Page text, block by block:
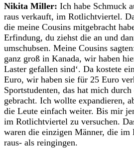
Nikita Miller: Ich habe Schmuck
raus verkauft, im Rotlichtviertel.
die meine Cousins mitgebracht
Erfindung, du ziehst die an und
umschubsen. Meine Cousins
ganz groß in Kanada, wir haben
Laster gefallen sind‘. Da kostete
Euro, wir haben sie für 25 Euro
Sportstudenten, das hat mich durch
gebracht. Ich wollte expandieren,
die Leute einfach weiter. Bis mir
im Rotlichtviertel zu versuchen.
waren die einzigen Männer, die
raus- als reingingen.